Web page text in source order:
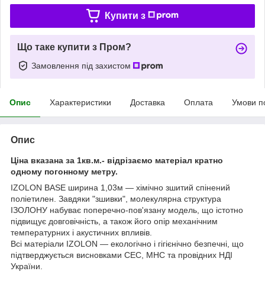
Купити з
Що таке купити з Пром?
Замовлення під захистом
Опис Характеристики Доставка Оплата Умови
Опис
Ціна вказана за 1кв.м.- відрізаємо матеріал кратно
одному погонному метру.
IZOLON BASE ширина 1,03м ― хімічно зшитий спінений
поліетилен. Завдяки "зшивки", молекулярна структура
ІЗОЛОНУ набуває поперечно-пов'язану модель, що істотно
підвищує довговічність, а також його опір механічним
температурних і акустичних впливів.
Всі матеріали IZOLON ― екологічно і гігієнічно безпечні, що
підтверджується висновками СЕС, МНС та провідних НДІ
України.